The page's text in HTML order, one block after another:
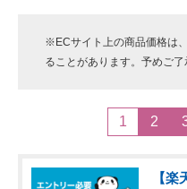
※ECサイト上の商品価格は
ることがあります。予めご了
1 2
【